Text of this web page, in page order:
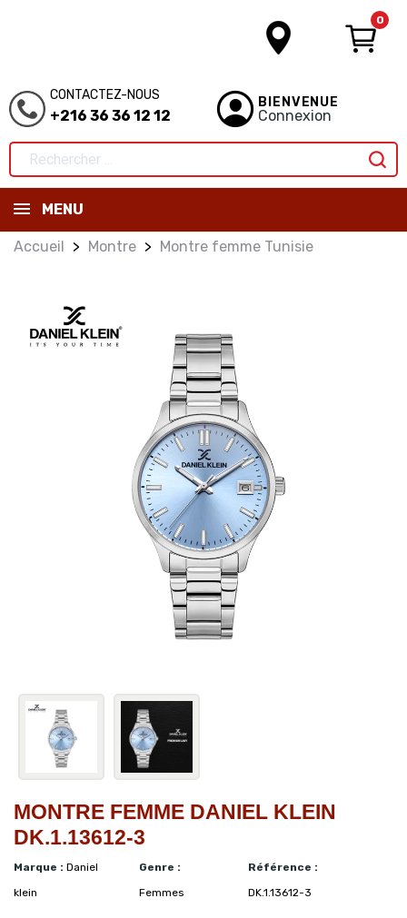
0
CONTACTEZ-NOUS
+216 36 36 12 12
BIENVENUE
Connexion
MENU
Accueil Montre Montre femme Tunisie
MONTRE FEMME DANIEL KLEIN
DK.1.13612-3
Marque : Daniel
klein
Genre :
Femmes
Référence :
DK.1.13612-3